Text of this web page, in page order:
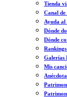
Tienda
Canal de
Ayuda
Dónde
Dónde
Galerías
Mis